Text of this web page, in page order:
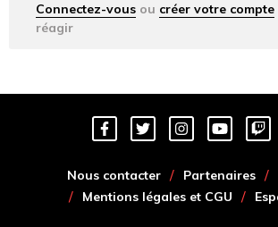
Connectez-vous ou créer votre compte
réagir
Nous contacter Partenaires
Mentions légales et CGU